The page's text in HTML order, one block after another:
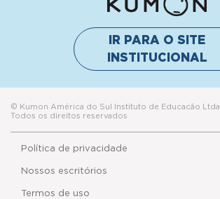
IR PARA O SITE
INSTITUCIONAL
© Kumon América do Sul Instituto de Educacão Ltda.
Todos os direitos reservados
Política de privacidade
Termos de uso
Nossos escritórios